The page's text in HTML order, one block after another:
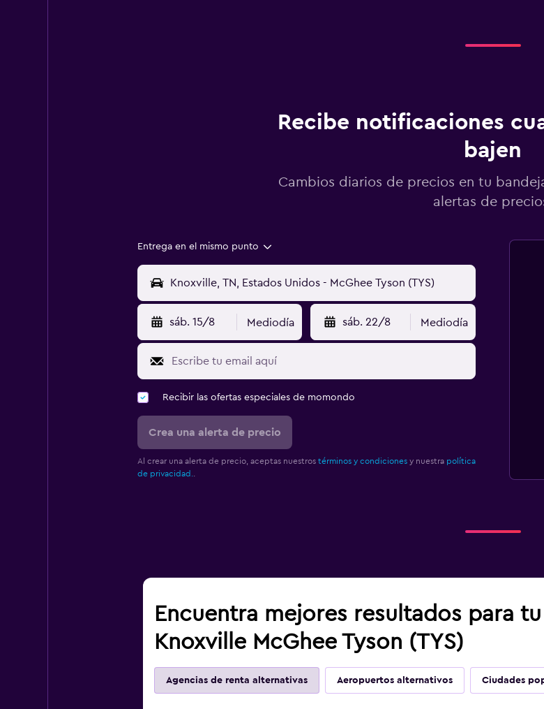
Recibe notificaciones
bajen
Cambios diarios de precios en tu
alertas de
Entrega en el mismo punto
sáb. 15/8 Mediodía sáb. 22/8 Mediodía
Recibir las ofertas especiales de momondo
Crea una alerta de precio
Al crear una alerta de precio, aceptas nuestros términos y condicionesy nuestra política
de privacidad.
Encuentra mejores resultados para
Knoxville McGhee Tyson (TYS)
Agencias de renta alternativas Aeropuertos alternativos Ciudades